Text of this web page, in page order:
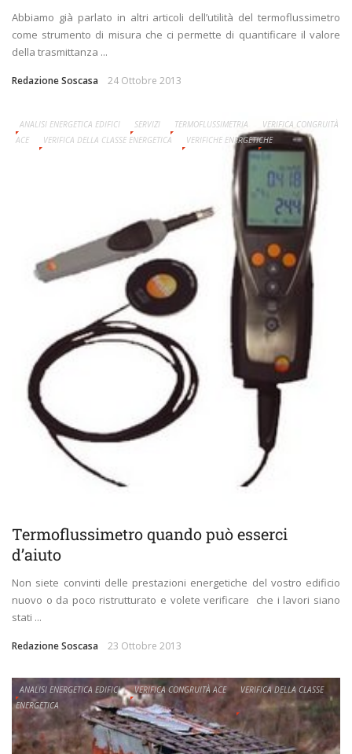
Abbiamo già parlato in altri articoli dell’utilità del termoflussimetro
come strumento di misura che ci permette di quantificare il valore
della trasmittanza ...
Redazione Soscasa 24 Ottobre 2013
ANALISI ENERGETICA EDIFICI SERVIZI TERMOFLUSSIMETRIA
VERIFICA CONGRUITÀ
ACE
VERIFICA DELLA CLASSE ENERGETICA VERIFICHE ENERGETICHE
Termoflussimetro quando può esserci
d’aiuto
Non siete convinti delle prestazioni energetiche del vostro edificio
nuovo o da poco ristrutturato e volete verificare che i lavori siano
stati ...
Redazione Soscasa 23 Ottobre 2013
ANALISI ENERGETICA EDIFICI VERIFICA CONGRUITÀ ACE
VERIFICA DELLA CLASSE
ENERGETICA